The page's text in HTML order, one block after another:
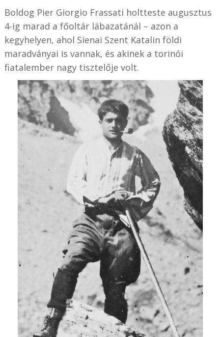
Boldog Pier Giorgio Frassati holtteste augusztus
4-ig marad a főoltár lábazatánál – azon a
kegyhelyen, ahol Sienai Szent Katalin földi
maradványai is vannak, és akinek a torinói
fiatalember nagy tisztelője volt.